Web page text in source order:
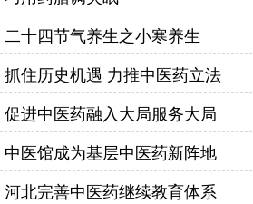
二十四节气养生之小寒养生
抓住历史机遇 力推中医药立法
促进中医药融入大局服务大局
中医馆成为基层中医药新阵地
河北完善中医药继续教育体系